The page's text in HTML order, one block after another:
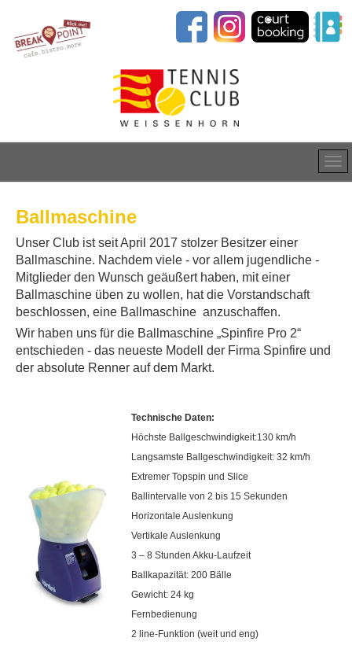
Ballmaschine
Unser Club ist seit April 2017 stolzer Besitzer einer
Ballmaschine. Nachdem viele - vor allem jugendliche -
Mitglieder den Wunsch geäußert haben, mit einer
Ballmaschine üben zu wollen, hat die Vorstandschaft
beschlossen, eine Ballmaschine anzuschaffen.
Wir haben uns für die Ballmaschine „Spinfire Pro 2“
entschieden - das neueste Modell der Firma Spinfire und
der absolute Renner auf dem Markt.
Technische Daten:
Höchste Ballgeschwindigkeit:130 km/h
Langsamste Ballgeschwindigkeit: 32 km/h
Extremer Topspin und Slice
Ballintervalle von 2 bis 15 Sekunden
Horizontale Auslenkung
Vertikale Auslenkung
3 – 8 Stunden Akku-Laufzeit
Ballkapazität: 200 Bälle
Gewicht: 24 kg
Fernbedienung
2 line-Funktion (weit und eng)